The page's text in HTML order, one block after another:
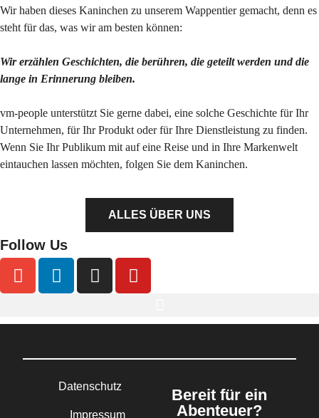
Wir haben dieses Kaninchen zu unserem Wappentier gemacht, denn es
steht für das, was wir am besten können:
Wir erzählen Geschichten, die berühren, die geteilt werden und die
lange in Erinnerung bleiben.
vm-people unterstützt Sie gerne dabei, eine solche Geschichte für Ihr
Unternehmen, für Ihr Produkt oder für Ihre Dienstleistung zu finden.
Wenn Sie Ihr Publikum mit auf eine Reise und in Ihre Markenwelt
eintauchen lassen möchten, folgen Sie dem Kaninchen.
ALLES ÜBER UNS
Follow Us
Datenschutz
Impressum
Bereit für ein
Abenteuer?